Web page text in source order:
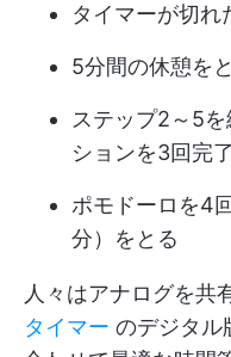
タイマーが切れ
5分間の休憩を
ステップ2～5
ションを3回完
ポモドーロを4
分）をとる
人々はアナログを共
タイマー のデジタル